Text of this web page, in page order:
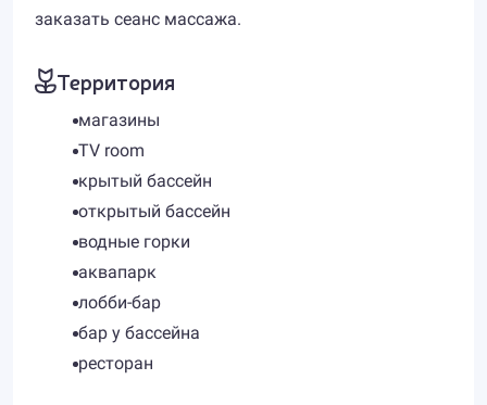
заказать сеанс массажа.
Территория
магазины
TV room
крытый бассейн
открытый бассейн
водные горки
аквапарк
лобби-бар
бар у бассейна
ресторан